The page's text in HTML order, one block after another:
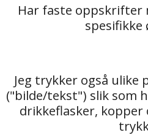
Har faste oppskrifter
spesifikke
Jeg trykker også ulike
("bilde/tekst") slik som
drikkeflasker, kopper